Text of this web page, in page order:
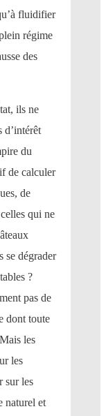
fluidifier
régime
des
ils ne
d’intérêt
du
de calculer
de
qui ne
se dégrader
?
pas de
dont toute
les
les
sur les
naturel et